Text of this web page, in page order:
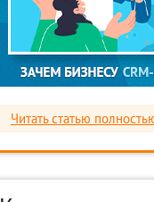
Читать статью